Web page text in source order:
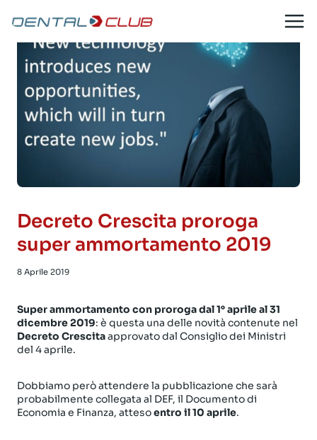
contenuto
Decreto Crescita proroga
super ammortamento 2019
8 Aprile 2019
Super ammortamento con proroga dal 1° aprile al 31
dicembre 2019: è questa una delle novità contenute nel
Decreto Crescitaapprovato dal Consiglio dei Ministri
del 4 aprile.
Dobbiamo però attendere la pubblicazione che sarà
probabilmente collegata al DEF, il Documento di
Economia e Finanza, attesoentro il 10 aprile.